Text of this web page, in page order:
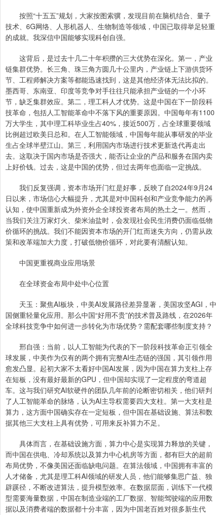
按照“十五五”规划，大家按图索骥，发现目前在脑机结合、量子
技术、6G网络、人形机器人、生物制造等领域，中国已取得举足轻重
的成就。我深信中国能够实现科创自强。
这背后，是过去十几二十年积攒的三大优势在深化。第一，产业
链集群优势。长三角、珠三角方圆几十公里内，产业链上下游供货环
节、工程师解决方案等都能迅速找到，这是其他经济体无法比拟的。
墨西哥、东南亚、印度等竞争对手往往只能承担产业链的一个小环
节，缺乏集群效应。第二，理工科人才优势。这是中国在下一阶段科
技革命，包括人工智能革命中不落下风的重要原因。中国每年有1100
万大学生，其中理工科毕业生占40%，接近500万，占全球重要领域
比例超过欧美日总和。在人工智能领域，中国每年能从事研发的毕业
生占全球半壁江山。第三，利用国内市场进行技术更新迭代再走出
去。这取决于国内市场是否强大，能否让企业的产品和服务在国内卖
上好价钱。过去，这是中国的优势，但过去两年也面临一定挑战。
我们反复强调，资本市场开门红是好事，反映了自2024年9月24
日以来，市场信心大幅提升，尤其是对中国科创和产业竞争能力的再
认知，使中国重新成为外资外企全球投资者布局的热土之一。然而，
当我们关注万家灯火、柴米油盐时，会发现社会民生消费仍面临低物
价循环的挑战。我们不能因资本市场的开门红而迷失方向，仍需从政
策和改革端加大力度，打破低物价循环，对此要有清醒认知。
中国更重视商业应用场景
在全球资金布局中处中心位置
天玉：聚焦AI板块，中美AI发展路径差异显著，美国攻坚AGI，中
国侧重轻量化应用。那么中国“好用不贵”的技术普及路线，在2026年
全球科技竞争中如何进一步转化为市场优势？需配套哪些制度支持？
邢自强：当前，以人工智能为代表的下一阶段科技革命正引领全
球发展，中美作为仅有的两个拥有完整AI生态链的强国，其引领作用
愈发凸显。起初大家不太看好中国AI发展，因为中国在算力支柱上存
在短板，没有最好最新的GPU，但中国却实现了一定程度的弯道超
车。这与我们研究AI软硬件的团队几年前的论断密切相关，他们研判
了人工智能革命的脉络，认为AI主导权需要四大支柱。第一大支柱是
算力，这方面中国确实存在一定短板，但中国在基础设施、算法和数
据其他三大支柱上具有优势，可用来反补算力不足。
具体而言，在基础设施方面，算力中心是实现算力释放的关键，
而中国在供电、冷却系统以及算力中心机房等方面，都有巨大的超前
布局优势，不像美国还面临缺电问题。在算法领域，中国拥有丰富的
人才储备，尤其是理工科AI领域的研发人员，他们能够集思广益、独
辟蹊径，不断改进算法，提升模型效率。在数据层面，训练下一代模
型需要海量数据，中国在制造业端的工厂数据、智能驾驶端的应用数
据以及消费者端的数据都十分丰富，因为中国老百姓对很多新生代